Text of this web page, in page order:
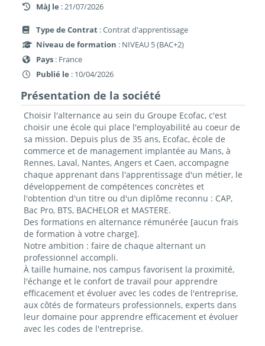
MàJ le : 21/07/2026
Type de Contrat : Contrat d'apprentissage
Niveau de formation : NIVEAU 5 (BAC+2)
Pays : France
Publié le : 10/04/2026
Présentation de la société
Choisir l'alternance au sein du Groupe Ecofac, c'est
choisir une école qui place l'employabilité au coeur de
sa mission. Depuis plus de 35 ans, Ecofac, école de
commerce et de management implantée au Mans, à
Rennes, Laval, Nantes, Angers et Caen, accompagne
chaque apprenant dans l'apprentissage d'un métier, le
développement de compétences concrètes et
l'obtention d'un titre ou d'un diplôme reconnu : CAP,
Bac Pro, BTS, BACHELOR et MASTERE.
Des formations en alternance rémunérée [aucun frais
de formation à votre charge].
Notre ambition : faire de chaque alternant un
professionnel accompli.
À taille humaine, nos campus favorisent la proximité,
l'échange et le confort de travail pour apprendre
efficacement et évoluer avec les codes de l'entreprise,
aux côtés de formateurs professionnels, experts dans
leur domaine pour apprendre efficacement et évoluer
avec les codes de l'entreprise.